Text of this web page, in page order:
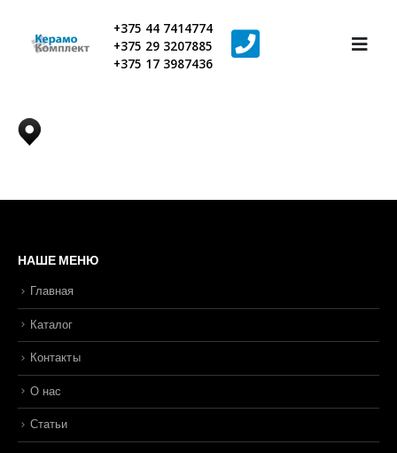
+375 44 7414774
+375 29 3207885
+375 17 3987436
НАШЕ МЕНЮ
Главная
Каталог
Контакты
О нас
Статьи